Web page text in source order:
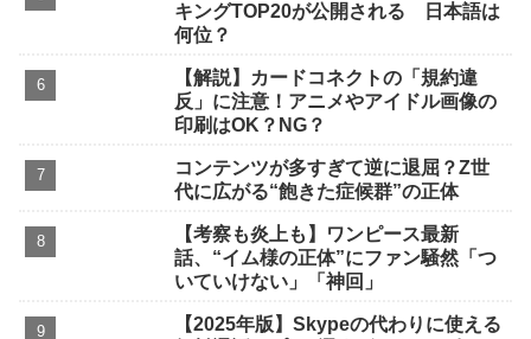
キングTOP20が公開される 日本語は
何位？
【解説】カードコネクトの「規約違
反」に注意！アニメやアイドル画像の
印刷はOK？NG？
コンテンツが多すぎて逆に退屈？Z世
代に広がる“飽きた症候群”の正体
【考察も炎上も】ワンピース最新
話、“イム様の正体”にファン騒然「つ
いていけない」「神回」
【2025年版】Skypeの代わりに使える